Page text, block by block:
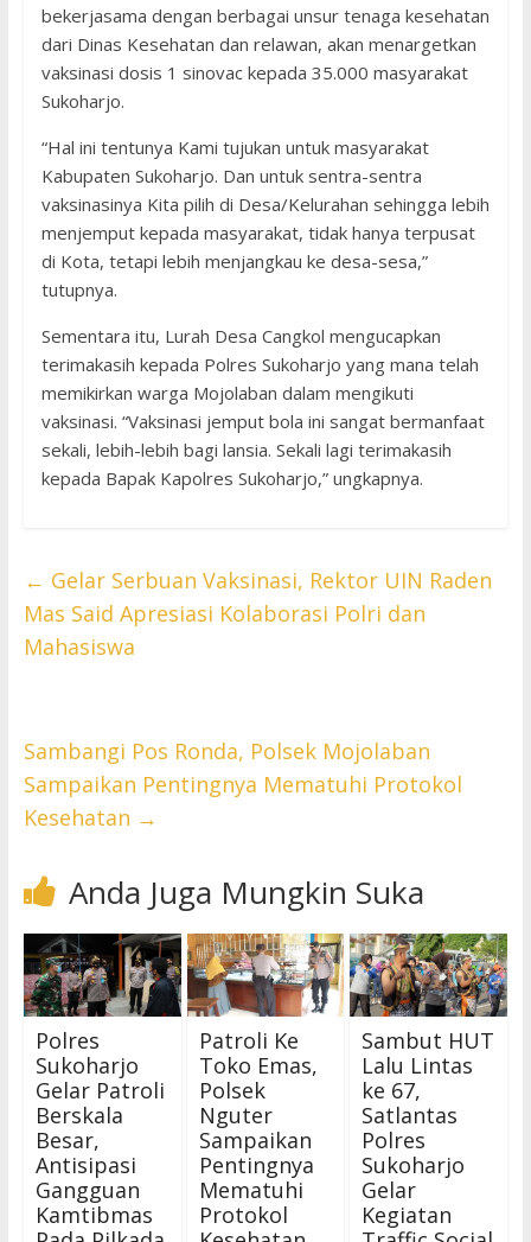
bekerjasama dengan berbagai unsur tenaga kesehatan
dari Dinas Kesehatan dan relawan, akan menargetkan
vaksinasi dosis 1 sinovac kepada 35.000 masyarakat
Sukoharjo.
“Hal ini tentunya Kami tujukan untuk masyarakat
Kabupaten Sukoharjo. Dan untuk sentra-sentra
vaksinasinya Kita pilih di Desa/Kelurahan sehingga lebih
menjemput kepada masyarakat, tidak hanya terpusat
di Kota, tetapi lebih menjangkau ke desa-sesa,”
tutupnya.
Sementara itu, Lurah Desa Cangkol mengucapkan
terimakasih kepada Polres Sukoharjo yang mana telah
memikirkan warga Mojolaban dalam mengikuti
vaksinasi. “Vaksinasi jemput bola ini sangat bermanfaat
sekali, lebih-lebih bagi lansia. Sekali lagi terimakasih
kepada Bapak Kapolres Sukoharjo,” ungkapnya.
← Gelar Serbuan Vaksinasi, Rektor UIN Raden
Mas Said Apresiasi Kolaborasi Polri dan
Mahasiswa
Sambangi Pos Ronda, Polsek Mojolaban
Sampaikan Pentingnya Mematuhi Protokol
Kesehatan →
Anda Juga Mungkin Suka
Polres
Sukoharjo
Gelar Patroli
Berskala
Besar,
Antisipasi
Gangguan
Kamtibmas
Patroli Ke
Toko Emas,
Polsek
Nguter
Sampaikan
Pentingnya
Mematuhi
Protokol
Sambut HUT
Lalu Lintas
ke 67,
Satlantas
Polres
Sukoharjo
Gelar
Kegiatan